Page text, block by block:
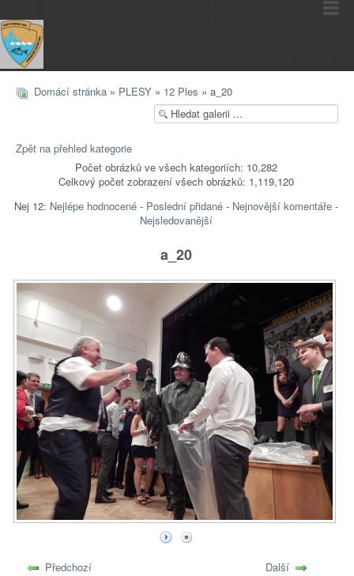
Domácí stránka » PLESY » 12 Ples » a_20
Zpět na přehled kategorie
Počet obrázků ve všech kategoriích: 10,282
Celkový počet zobrazení všech obrázků: 1,119,120
Nej 12: Nejlépe hodnocené- Poslední přidané- Nejnovější komentáře-
Nejsledovanější
a_20
Předchozí Další